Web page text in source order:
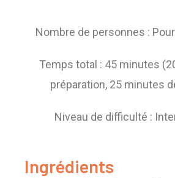
Nombre de personnes :
Temps total : 45 minutes
préparation, 25 minutes
Niveau de difficulté :
Ingrédients